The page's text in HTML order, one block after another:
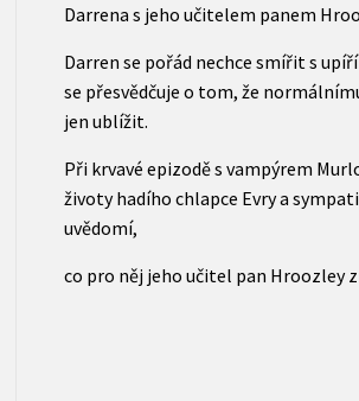
Darrena s jeho učitelem panem
Darren se pořád nechce smířit s
se přesvědčuje o tom, že
jen ublížit.
Při krvavé epizodě s vampýrem
životy hadího chlapce Evry a
uvědomí,
co pro něj jeho učitel pan Hroozley